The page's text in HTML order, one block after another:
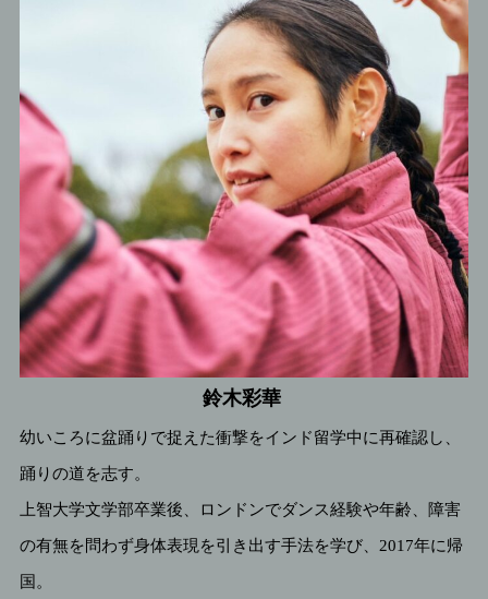
鈴木彩華
幼いころに盆踊りで捉えた衝撃をインド留学中に再確認し、
踊りの道を志す。
上智大学文学部卒業後、ロンドンでダンス経験や年齢、障害
の有無を問わず身体表現を引き出す手法を学び、2017年に帰
国。